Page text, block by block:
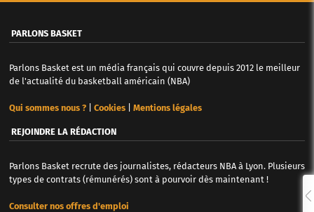
PARLONS BASKET
Parlons Basket est un média français qui couvre depuis 2012 le meilleur
de l'actualité du basketball américain (NBA)
Qui sommes nous ?| Cookies| Mentions légales
REJOINDRE LA RÉDACTION
Parlons Basket recrute des journalistes, rédacteurs NBA à Lyon. Plusieurs
types de contrats (rémunérés) sont à pourvoir dès maintenant !
Consulter nos offres d'emploi